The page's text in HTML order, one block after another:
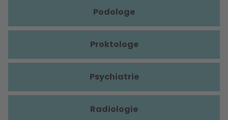
Podologe
Proktologe
Psychiatrie
Radiologie